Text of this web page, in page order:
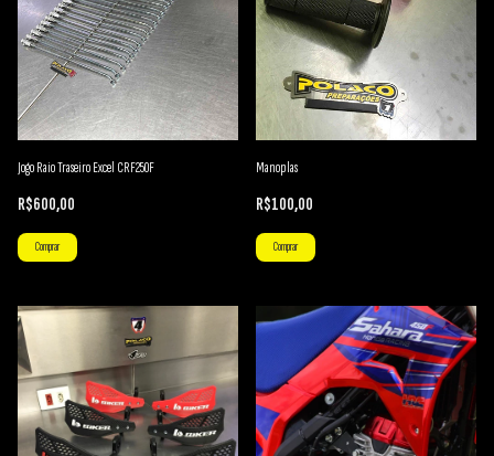
Jogo Raio Traseiro Excel CRF250F
R$600,00
Manoplas
R$100,00
Comprar